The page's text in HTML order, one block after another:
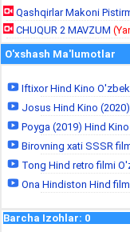
Qashqirlar Makoni
CHUQUR 2 MAVZUM
O'xshash Ma'lumotlar
Iftixor Hind Kino
Josus Hind Kino
Poyga (2019) Hind
Birovning xati SSSR
Tong Hind retro filmi
Ona Hindiston Hind
Barcha Izohlar: 0